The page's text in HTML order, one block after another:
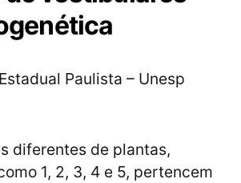
Paulista – Unesp
diferentes de plantas,
1, 2, 3, 4 e 5, pertencem